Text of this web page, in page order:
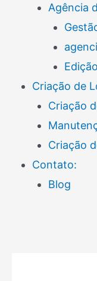
Agência
Criação de
Criação
Criação
Contato:
Blog